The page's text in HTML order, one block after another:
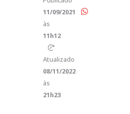
11/09/2021
às
11h12
Atualizado
08/11/2022
às
21h23